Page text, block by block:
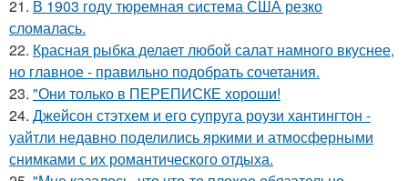
21. В 1903 году тюремная система США резко
сломалась.
22. Красная рыбка делает любой салат намного вкуснее,
но главное - правильно подобрать сочетания.
23. "Они только в ПЕРЕПИСКЕ хороши!
24. Джейсон стэтхем и его супруга роузи хантингтон -
уайтли недавно поделились яркими и атмосферными
снимками с их романтического отдыха.